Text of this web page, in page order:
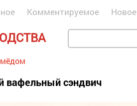
Комментируемое Новое
вафельный сэндвич